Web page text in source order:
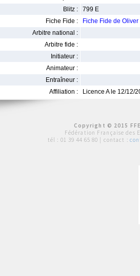
Blitz :
799 E
Fiche Fide :
Fiche Fide de Oliver
Arbitre national :
Arbitre fide :
Initiateur :
Animateur :
Entraîneur :
Affiliation :
Licence A le 12/12/
Copyright © 2015
Fédération Française des
tél : 01 39 44 65 80 | contact :